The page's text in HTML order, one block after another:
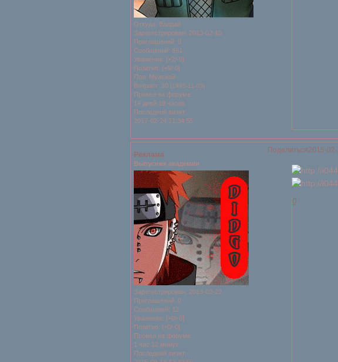
Откуда: Валдай
Зарегистрирован: 2013-02-10
Приглашений: 0
Сообщений: 881
Уважение: [+2/-0]
Позитив: [+9/-0]
Пол: Мужской
Возраст: 30 [1995-11-03]
Провел на форуме:
14 дней 19 часов
Последний визит:
2017-02-24 21:34:55
Поделиться2015-
Реклама
Выпусник академии
Зарегистрирован: 2013-02-22
Приглашений: 0
Сообщений: 12
Уважение: [+0/-0]
Позитив: [+0/-0]
Провел на форуме:
1 час 12 минут
Последний визит:
0